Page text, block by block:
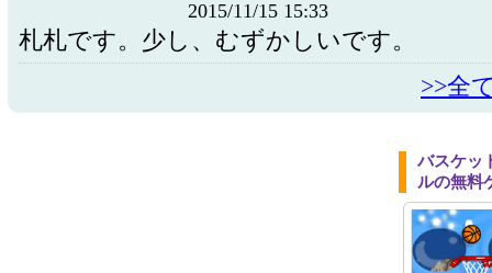
2015/11/15 15:33
札札です。少し、むずかしいです。
>>全
バスケッ
ルの無料